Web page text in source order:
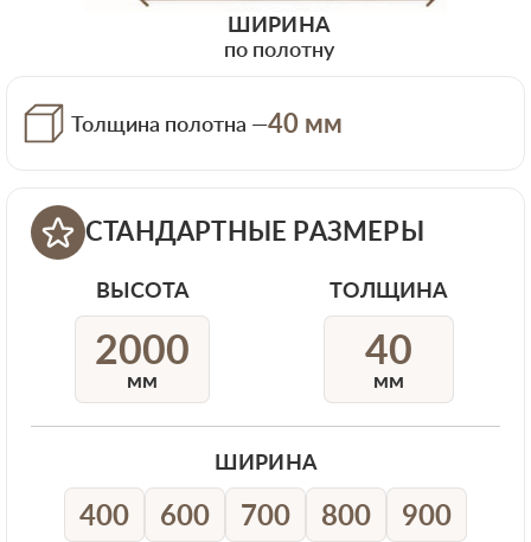
ШИРИНА
по полотну
Толщина полотна —40 мм
СТАНДАРТНЫЕ РАЗМЕРЫ
ВЫСОТА
2000
мм
ШИРИНА
400 600 700 800 900
ТОЛЩИНА
40
мм